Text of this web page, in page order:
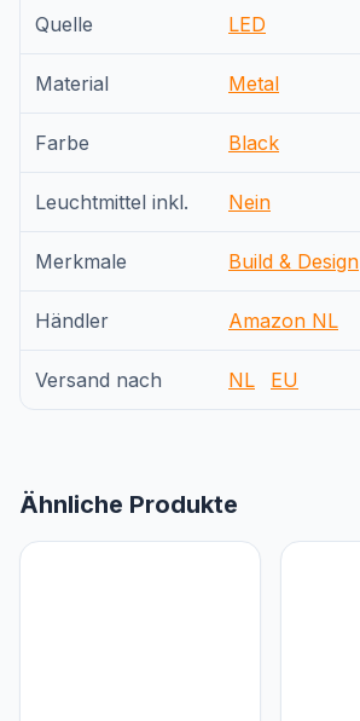
Quelle LED
Material Metal
Farbe Black
Leuchtmittel inkl. Nein
Merkmale Build & Design
Händler Amazon NL
Versand nach NL EU
Ähnliche Produkte